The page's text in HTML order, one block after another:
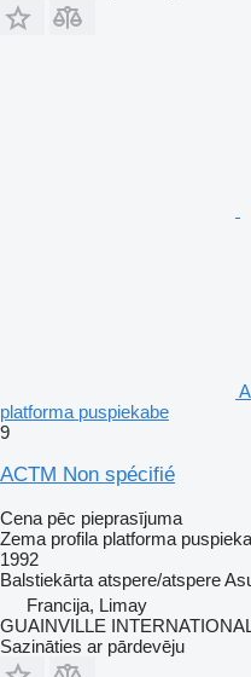
platforma puspiekabe
9
ACTM Non spécifié
Cena pēc pieprasījuma
Zema profila platforma
1992
Balstiekārta atspere/atspere
Francija, Limay
GUAINVILLE
Sazināties ar pārdevēju